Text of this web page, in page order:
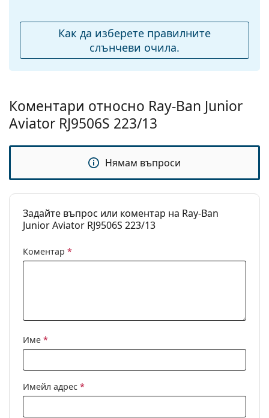
подложки за нос:
Да
Аксесоари
Кърпичка за
почистване:
Не
Марка:
Ray-Ban
Предназначение: Мода
Код:
Как да изберете правилните
слънчеви очила.
Коментари относно Ray-Ban Junior
Aviator RJ9506S 223/13
Нямам въпроси
Задайте въпрос или коментар на Ray-Ban
Junior Aviator RJ9506S 223/13
Коментар *
Име *
Имейл адрес *